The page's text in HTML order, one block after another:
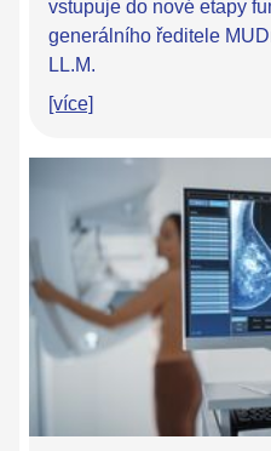
vstupuje do nové etapy
generálního ředitele
LL.M.
[více]